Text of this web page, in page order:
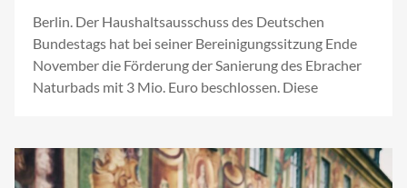
Berlin. Der Haushaltsausschuss des Deutschen
Bundestags hat bei seiner Bereinigungssitzung Ende
November die Förderung der Sanierung des Ebracher
Naturbads mit 3 Mio. Euro beschlossen. Diese